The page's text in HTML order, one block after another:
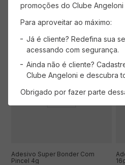
ADICIONAR AO CARRINHO
Adesivo Super Bonder Com
Pincel 4g
promoções do Clube Angeloni
Para aproveitar ao máximo:
Já é cliente? Redefina sua
acessando com segurança.
Ainda não é cliente?
Clube Angeloni e descubra
Obrigado por fazer parte